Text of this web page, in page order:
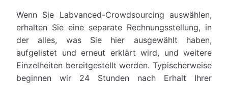
Wenn Sie Labvanced-Crowdsourcing auswählen,
erhalten Sie eine separate Rechnungsstellung, in
der alles, was Sie hier ausgewählt haben,
aufgelistet und erneut erklärt wird, und weitere
Einzelheiten bereitgestellt werden. Typischerweise
beginnen wir 24 Stunden nach Erhalt Ihrer